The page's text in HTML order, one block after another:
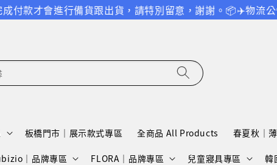
行備貨跟出貨，請特別留意，謝謝。📦✈️物流公告｜8/7～8/
板橋門市｜展示款式專區 全商品 All Products 春夏秋｜
｜品牌專區 FLORA｜品牌專區 兒童寢具專區 韓